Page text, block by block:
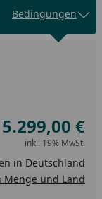
Bedingungen
eins erhöhen
5.299,00 €
inkl. 19% MwSt.
in Deutschland
Menge und Land